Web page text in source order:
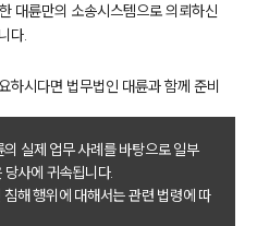
상담예약
대륜만의 소송시스템으로 의뢰하신
다.
하시다면 법무법인 대륜과 함께 준비
실제 업무 사례를 바탕으로 일부
사에 귀속됩니다.
해 행위에 대해서는 관련 법령에 따